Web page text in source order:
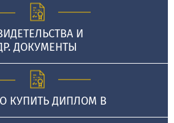
И
ДОКУМЕНТЫ
КУПИТЬ ДИПЛОМ В